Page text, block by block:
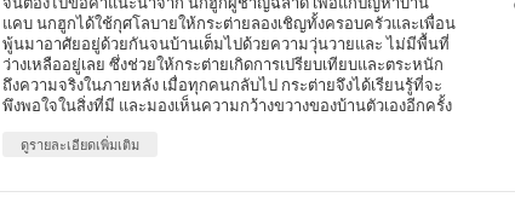
แคบ นกฮูกได้ใช้กุศโลบายให้กระต่ายลองเชิญทั้งครอบครัวและเพื่อน
พู้นมาอาศัยอยู่ด้วยกันจนบ้านเต็มไปด้วยความวุ่นวายและ ไม่มีพื้นที่
ว่างเหลืออยู่เลย ซึ่งช่วยให้กระต่ายเกิดการเปรียบเทียบและตระหนัก
ถึงความจริงในภายหลัง เมื่อทุกคนกลับไป กระต่ายจึงได้เรียนรู้ที่จะ
พึงพอใจในสิ่งที่มี และมองเห็นความกว้างขวางของบ้านตัวเองอีกครั้ง
ดูรายละเอียดเพิ่มเติม